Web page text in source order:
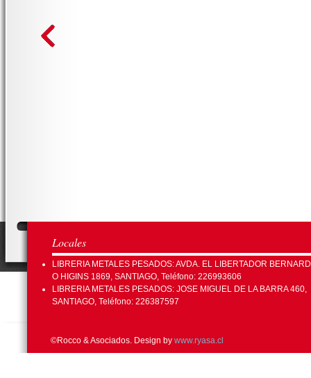
Locales
LIBRERIA METALES PESADOS: AVDA. EL LIBERTADOR
O HIGINS 1869, SANTIAGO, Teléfono: 226993606
LIBRERIA METALES PESADOS: JOSE MIGUEL DE LA BARRA 460,
SANTIAGO, Teléfono: 226387597
©Rocco & Asociados. Design by www.ryasa.cl